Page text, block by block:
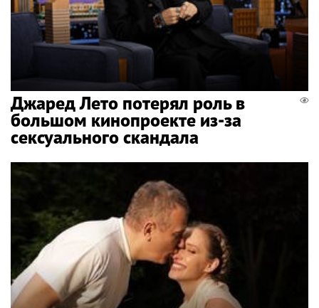
Джаред Лето потерял роль в
большом кинопроекте из-за
сексуального скандала